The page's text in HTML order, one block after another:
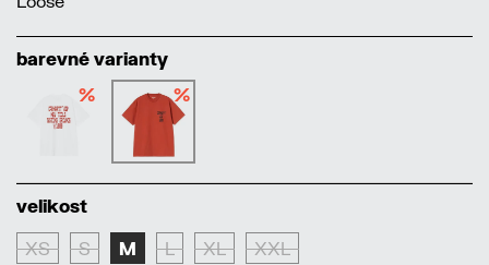
barevné varianty
%
%
velikost
XS S M L XL XXL